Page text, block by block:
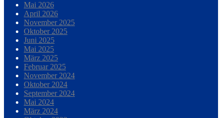
Mai 2026
April 2026
November 2025
Oktober 2025
Juni 2025
Mai 2025
März 2025
Februar 2025
November 2024
Oktober 2024
September 2024
Mai 2024
März 2024